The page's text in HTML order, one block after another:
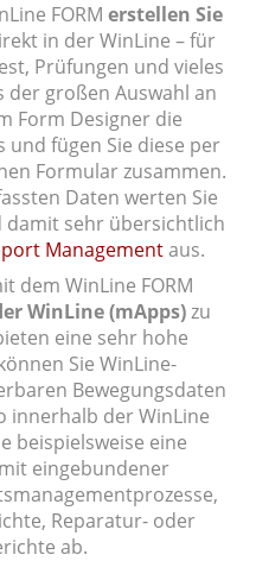
FORM erstellen Sie
in der WinLine – für
Prüfungen und vieles
der großen Auswahl an
Form Designer die
und fügen Sie diese per
Formular zusammen.
Daten werten Sie
damit sehr übersichtlich
Managementaus.
dem WinLine FORM
WinLine (mApps)zu
eine sehr hohe
Sie WinLine-
Bewegungsdaten
innerhalb der WinLine
beispielsweise eine
eingebundener
Reparatur- oder
ab.